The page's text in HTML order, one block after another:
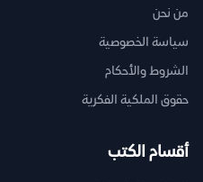
من نحن
سياسة الخصوصية
الشروط والأحكام
حقوق الملكية الفكرية
أقسام الكتب